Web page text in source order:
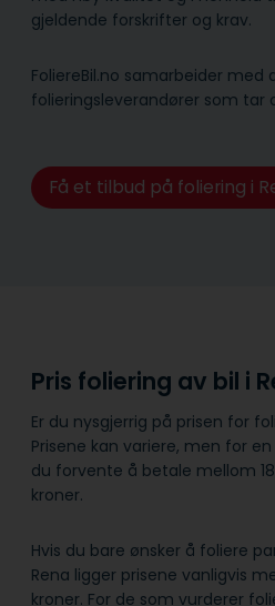
gjeldende forskrifter og krav.
FoliereBil.no samarbeider med
folieringsleverandører som tar
Få et tilbud på foliering i
Pris foliering av bil i
Er du nysgjerrig på prisen for
Prisene kan variere, men for
du forvente å betale mellom
kroner.
Hvis du bare ønsker å foliere
Rena ligger prisene vanligvis
kroner. For de som vurderer